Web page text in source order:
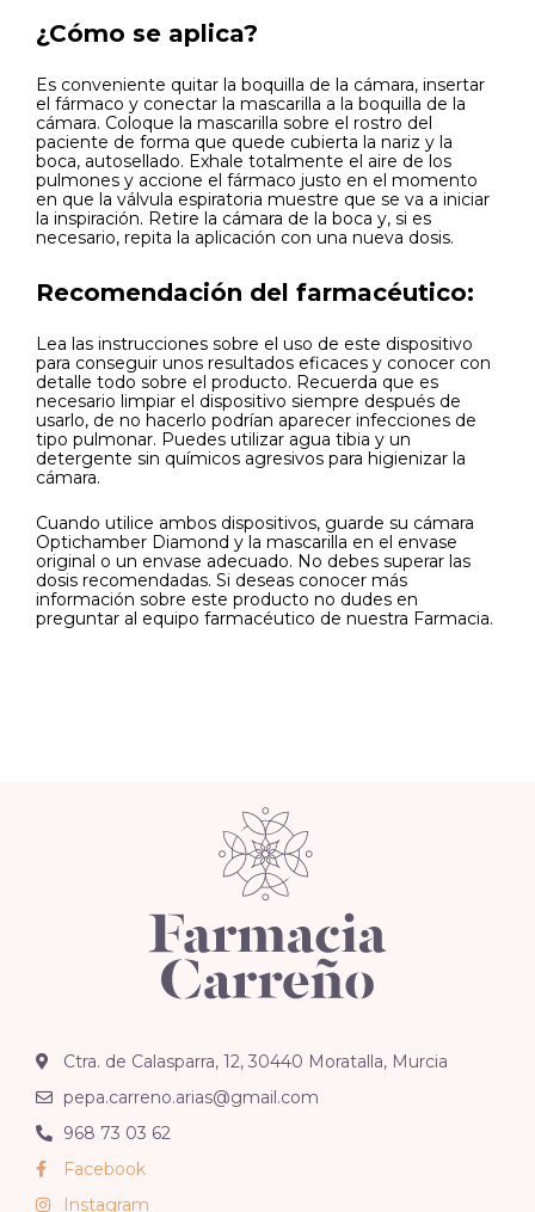
¿Cómo se aplica?
Es conveniente quitar la boquilla de la cámara, insertar
el fármaco y conectar la mascarilla a la boquilla de la
cámara. Coloque la mascarilla sobre el rostro del
paciente de forma que quede cubierta la nariz y la
boca, autosellado. Exhale totalmente el aire de los
pulmones y accione el fármaco justo en el momento
en que la válvula espiratoria muestre que se va a iniciar
la inspiración. Retire la cámara de la boca y, si es
necesario, repita la aplicación con una nueva dosis.
Recomendación del farmacéutico:
Lea las instrucciones sobre el uso de este dispositivo
para conseguir unos resultados eficaces y conocer con
detalle todo sobre el producto. Recuerda que es
necesario limpiar el dispositivo siempre después de
usarlo, de no hacerlo podrían aparecer infecciones de
tipo pulmonar. Puedes utilizar agua tibia y un
detergente sin químicos agresivos para higienizar la
cámara.
Cuando utilice ambos dispositivos, guarde su cámara
Optichamber Diamond y la mascarilla en el envase
original o un envase adecuado. No debes superar las
dosis recomendadas. Si deseas conocer más
información sobre este producto no dudes en
preguntar al equipo farmacéutico de nuestra Farmacia.
Ctra. de Calasparra, 12, 30440 Moratalla, Murcia
pepa.carreno.arias@gmail.com
968 73 03 62
Facebook
Instagram